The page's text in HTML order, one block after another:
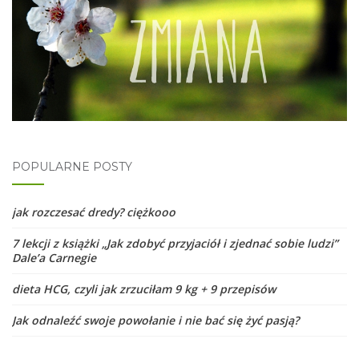
POPULARNE POSTY
jak rozczesać dredy? ciężkooo
7 lekcji z książki „Jak zdobyć przyjaciół i zjednać sobie ludzi”
Dale’a Carnegie
dieta HCG, czyli jak zrzuciłam 9 kg + 9 przepisów
Jak odnaleźć swoje powołanie i nie bać się żyć pasją?